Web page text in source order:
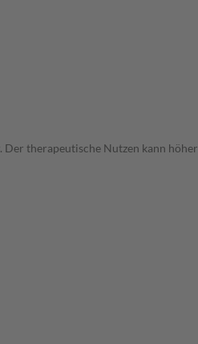
therapeutische Nutzen kann